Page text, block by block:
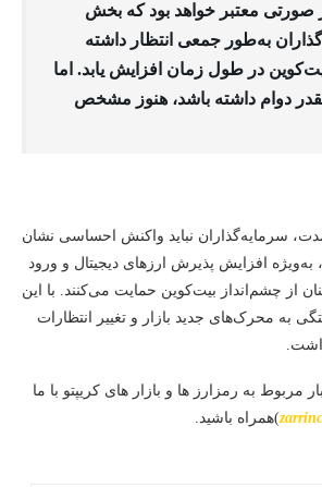
صورتی معتبر خواهد بود که بخش
به‌طور جمعی انتظار داشته
در طول زمان افزایش یابد. اما
چقدر دوام داشته باشد، هنوز مشخص
سرمایه‌گذاران نباید واکنش احساسی نشان
به‌ویژه افزایش پذیرش ارزهای دیجیتال و ورود
از چشم‌انداز بیت‌کوین حمایت می‌کنند. با این
به محرک‌های جدید بازار و تغییر انتظارات
مربوط به رمزارز ها و بازار های کریپتو با ما
)همراه باشید.